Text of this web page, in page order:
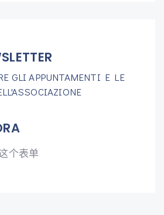
GLI APPUNTAMENTI E LE
个表单